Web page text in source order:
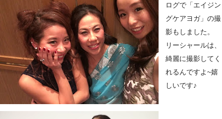
ログで「エイジン
グケアヨガ」の撮
影もしました。
リーシャールは、
綺麗に撮影してく
れるんですよ~嬉
しいです♪